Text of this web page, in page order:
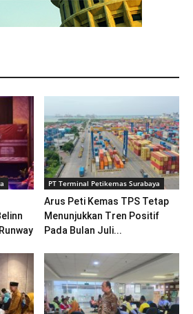
PT Terminal Petikemas Surabaya
Arus Peti Kemas TPS Tetap
Menunjukkan Tren Positif
Pada Bulan Juli...